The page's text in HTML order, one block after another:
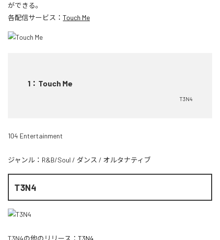
ができる。
各配信サービス： Touch Me
1 ： Touch Me
T3N4
104 Entertainment
ジャンル： R&B/Soul / ダンス / オルタナティブ
T3N4
T3N4の他のリリース： T3N4